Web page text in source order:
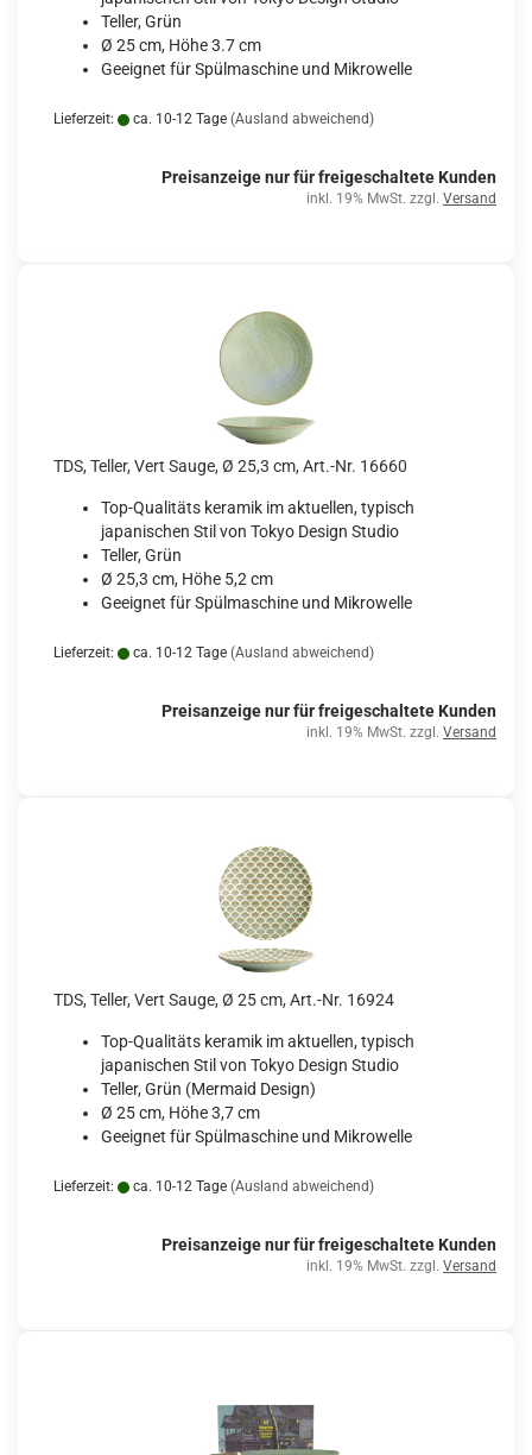
Teller, Grün
Ø 25 cm, Höhe 3.7 cm
Geeignet für Spülmaschine und Mikrowelle
Lieferzeit: ca. 10-12 Tage (Ausland abweichend)
Preisanzeige nur für freigeschaltete Kunden
inkl. 19% MwSt. zzgl. Versand
TDS, Teller, Vert Sauge, Ø 25,3 cm, Art.-Nr. 16660
Top-Qualitäts keramik im aktuellen, typisch
japanischen Stil von Tokyo Design Studio
Teller, Grün
Ø 25,3 cm, Höhe 5,2 cm
Geeignet für Spülmaschine und Mikrowelle
Lieferzeit: ca. 10-12 Tage (Ausland abweichend)
Preisanzeige nur für freigeschaltete Kunden
inkl. 19% MwSt. zzgl. Versand
TDS, Teller, Vert Sauge, Ø 25 cm, Art.-Nr. 16924
Top-Qualitäts keramik im aktuellen, typisch
japanischen Stil von Tokyo Design Studio
Teller, Grün (Mermaid Design)
Ø 25 cm, Höhe 3,7 cm
Geeignet für Spülmaschine und Mikrowelle
Lieferzeit: ca. 10-12 Tage (Ausland abweichend)
Preisanzeige nur für freigeschaltete Kunden
inkl. 19% MwSt. zzgl. Versand